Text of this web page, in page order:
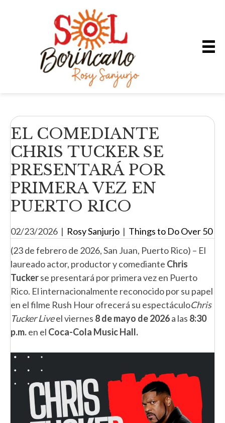
EL COMEDIANTE
CHRIS TUCKER SE
PRESENTARÁ POR
PRIMERA VEZ EN
PUERTO RICO
02/23/2026 | Rosy Sanjurjo | Things to Do Over 50
(23 de febrero de 2026, San Juan, Puerto Rico) – El
laureado actor, productor y comediante Chris
Tuckerse presentará por primera vez en Puerto
Rico. El internacionalmente reconocido por su papel
en el filme Rush Hour ofrecerá su espectáculoChris
Tucker Liveel viernes 8 de mayo de 2026a las 8:30
p.m.en el Coca-Cola Music Hall.